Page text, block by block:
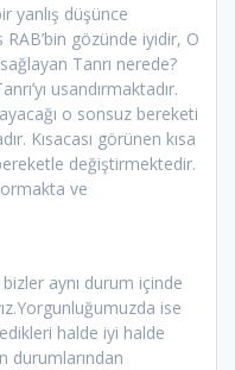
yanlış düşünce
gözünde iyidir, O
Tanrı nerede?
usandırmaktadır.
o sonsuz bereketi
Kısacası görünen kısa
değiştirmektedir.
ve
bizler aynı durum içinde
ise
halde iyi halde
durumlarından